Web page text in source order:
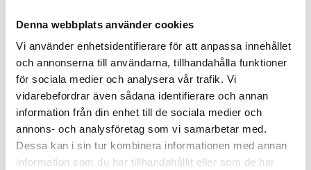
Denna webbplats använder cookies
Vi använder enhetsidentifierare för att anpassa innehållet
och annonserna till användarna, tillhandahålla funktioner
för sociala medier och analysera vår trafik. Vi
vidarebefordrar även sådana identifierare och annan
information från din enhet till de sociala medier och
annons- och analysföretag som vi samarbetar med.
Dessa kan i sin tur kombinera informationen med annan
information som du har tillhandahållit eller som de har
Rekommenderas för äldre barn mellan 8 och 16 år
SPARA SOM FAVORIT
Artikelnummer:
032189_22